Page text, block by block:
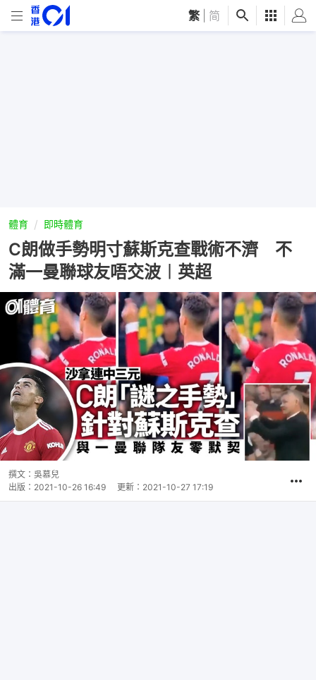
繁 简
體育 即時體育
C朗做手勢明寸蘇斯克查戰術不濟 不
滿一曼聯球友唔交波︱英超
撰文： 吳慕兒
出版： 2021-10-26 16:49 更新： 2021-10-27 17:19